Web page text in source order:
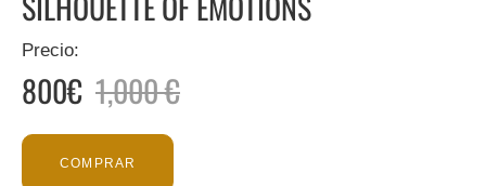
Precio:
800€ 1,000 €
COMPRAR